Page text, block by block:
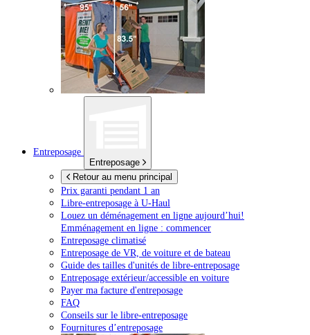
Entreposage
Entreposage
Retour au menu principal
Prix garanti pendant 1 an
Libre-entreposage à U-Haul
Louez un déménagement en ligne aujourd’hui!
Emménagement en ligne : commencer
Entreposage climatisé
Entreposage de VR, de voiture et de bateau
Guide des tailles d'unités de libre-entreposage
Entreposage extérieur/accessible en voiture
Payer ma facture d'entreposage
FAQ
Conseils sur le libre-entreposage
Fournitures d’entreposage